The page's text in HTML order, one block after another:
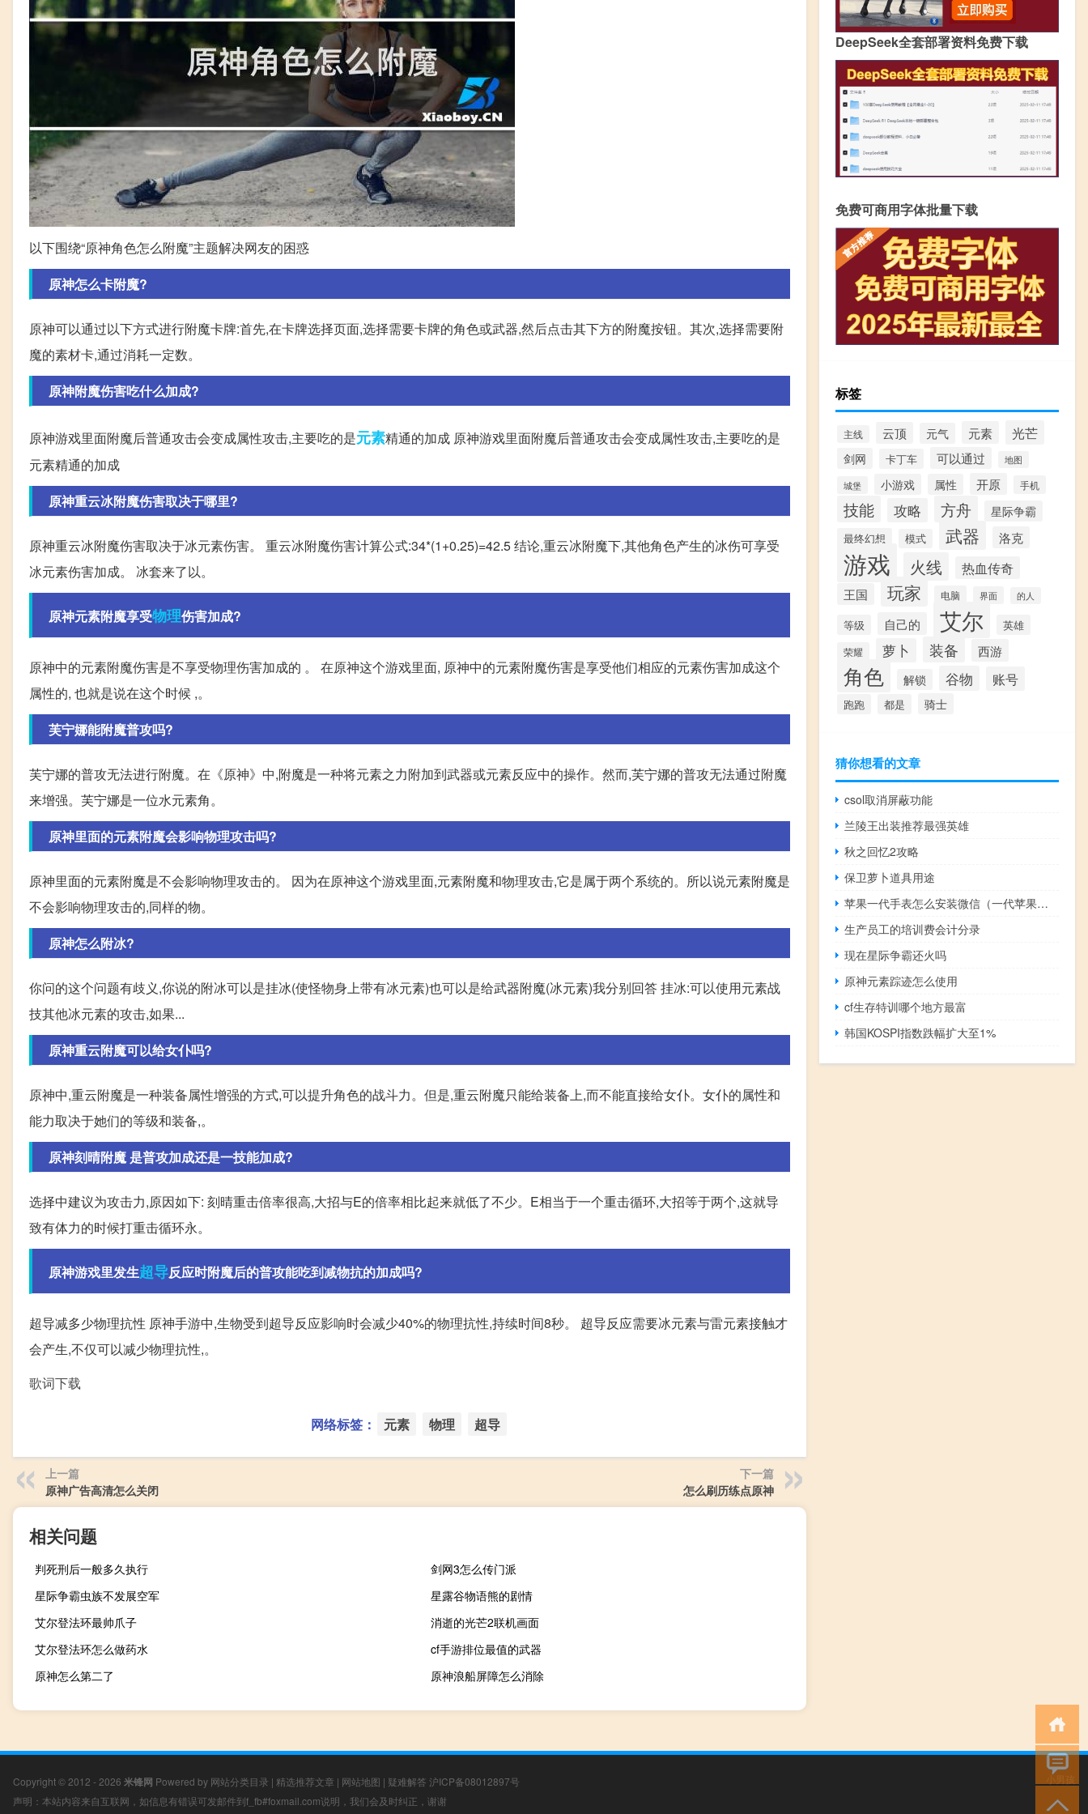
以下围绕“原神角色怎么附魔”主题解决网友的困惑
原神怎么卡附魔?
原神可以通过以下方式进行附魔卡牌:首先,在卡牌选择页面,选择需要卡牌的角色或武器,然后点击其下方的附魔按钮。其次,选择需要附
魔的素材卡,通过消耗一定数。
原神附魔伤害吃什么加成?
原神游戏里面附魔后普通攻击会变成属性攻击,主要吃的是元素精通的加成 原神游戏里面附魔后普通攻击会变成属性攻击,主要吃的是
元素精通的加成
原神重云冰附魔伤害取决于哪里?
原神重云冰附魔伤害取决于冰元素伤害。 重云冰附魔伤害计算公式:34*(1+0.25)=42.5 结论,重云冰附魔下,其他角色产生的冰伤可享受
冰元素伤害加成。 冰套来了以。
原神元素附魔享受物理伤害加成?
原神中的元素附魔伤害是不享受物理伤害加成的 。 在原神这个游戏里面, 原神中的元素附魔伤害是享受他们相应的元素伤害加成这个
属性的, 也就是说在这个时候 ,。
芙宁娜能附魔普攻吗?
芙宁娜的普攻无法进行附魔。在《原神》中,附魔是一种将元素之力附加到武器或元素反应中的操作。然而,芙宁娜的普攻无法通过附魔
来增强。芙宁娜是一位水元素角。
原神里面的元素附魔会影响物理攻击吗?
原神里面的元素附魔是不会影响物理攻击的。 因为在原神这个游戏里面,元素附魔和物理攻击,它是属于两个系统的。所以说元素附魔是
不会影响物理攻击的,同样的物。
原神怎么附冰?
你问的这个问题有歧义,你说的附冰可以是挂冰(使怪物身上带有冰元素)也可以是给武器附魔(冰元素)我分别回答 挂冰:可以使用元素战
技其他冰元素的攻击,如果...
原神重云附魔可以给女仆吗?
原神中,重云附魔是一种装备属性增强的方式,可以提升角色的战斗力。但是,重云附魔只能给装备上,而不能直接给女仆。女仆的属性和
能力取决于她们的等级和装备,。
原神刻晴附魔 是普攻加成还是一技能加成?
选择中建议为攻击力,原因如下: 刻晴重击倍率很高,大招与E的倍率相比起来就低了不少。E相当于一个重击循环,大招等于两个,这就导
致有体力的时候打重击循环永。
原神游戏里发生超导反应时附魔后的普攻能吃到减物抗的加成吗?
超导减多少物理抗性 原神手游中,生物受到超导反应影响时会减少40%的物理抗性,持续时间8秒。 超导反应需要冰元素与雷元素接触才
会产生,不仅可以减少物理抗性,。
歌词下载
网络标签： 元素 物理 超导
上一篇
原神广告高清怎么关闭
下一篇
怎么刷历练点原神
相关问题
判死刑后一般多久执行
剑网3怎么传门派
星际争霸虫族不发展空军
星露谷物语熊的剧情
艾尔登法环最帅爪子
消逝的光芒2联机画面
艾尔登法环怎么做药水
cf手游排位最值的武器
原神怎么第二了
原神浪船屏障怎么消除
DeepSeek全套部署资料免费下载
免费可商用字体批量下载
标签
主线 云顶 元气 元素 光芒
剑网 卡丁车 可以通过 地图
城堡 小游戏 属性 开原 手机
技能 攻略 方舟 星际争霸
最终幻想 模式 武器 洛克
游戏 火线 热血传奇
王国 玩家 电脑 界面 的人
等级 自己的 艾尔 英雄
荣耀 萝卜 装备 西游
角色 解锁 谷物 账号
跑跑 都是 骑士
猜你想看的文章
csol取消屏蔽功能
兰陵王出装推荐最强英雄
秋之回忆2攻略
保卫萝卜道具用途
苹果一代手表怎么安装微信（一代苹果手表还能用吗）
生产员工的培训费会计分录
现在星际争霸还火吗
原神元素踪迹怎么使用
cf生存特训哪个地方最富
韩国KOSPI指数跌幅扩大至1%
Copyright © 2012 - 2026 米锋网 Powered by 网站分类目录 | 精选推荐文章 | 网站地图 | 疑难解答 沪ICP备08012897号
声明：本站内容来自互联网，如信息有错误可发邮件到f_fb#foxmail.com说明，我们会及时纠正，谢谢
小男孩